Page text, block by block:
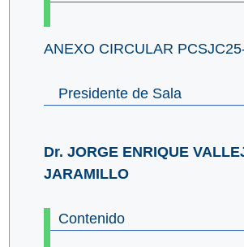
ANEXO CIRCULAR
Presidente de Sala
Dr. JORGE ENRIQUE
JARAMILLO
Contenido